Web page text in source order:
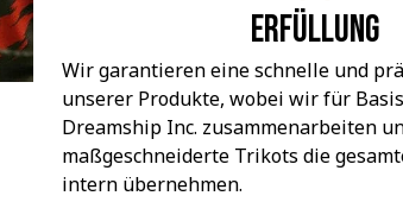
Erfüllung
Wir garantieren eine schnelle und
unserer Produkte, wobei wir für
Dreamship Inc. zusammenarbeiten
maßgeschneiderte Trikots die
intern übernehmen.